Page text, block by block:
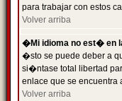
para trabajar con estos
Volver arriba
�Mi idioma no est� en
�sto se puede deber a
si�ntase total libertad
enlace que se
Volver arriba